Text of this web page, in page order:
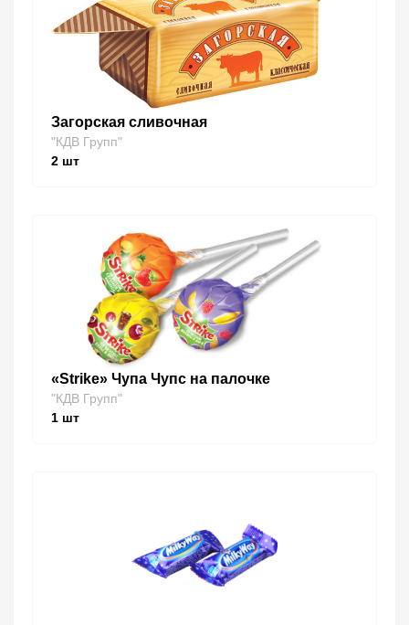
Загорская сливочная
"КДВ Групп"
2 шт
«Strike» Чупа Чупс на палочке
"КДВ Групп"
1 шт